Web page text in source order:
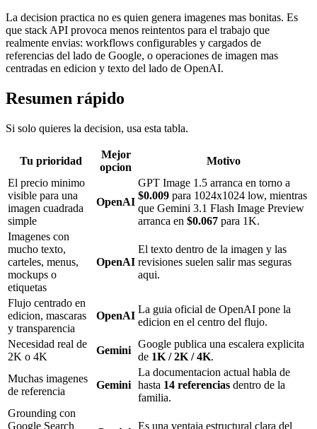
La decision practica no es quien genera imagenes mas bonitas. Es
que stack API provoca menos reintentos para el trabajo que
realmente envias: workflows configurables y cargados de
referencias del lado de Google, o operaciones de imagen mas
centradas en edicion y texto del lado de OpenAI.
Resumen rápido
Si solo quieres la decision, usa esta tabla.
Tu prioridad
Mejor
opcion
Motivo
El precio minimo
visible para una
imagen cuadrada
simple
OpenAI
GPT Image 1.5 arranca en torno a
$0.009 para 1024x1024 low, mientras
que Gemini 3.1 Flash Image Preview
arranca en $0.067 para 1K.
Imagenes con
mucho texto,
carteles, menus,
mockups o
etiquetas
OpenAI
El texto dentro de la imagen y las
revisiones suelen salir mas seguras
aqui.
Flujo centrado en
edicion, mascaras
y transparencia
OpenAI
La guia oficial de OpenAI pone la
edicion en el centro del flujo.
Necesidad real de
2K o 4K
Gemini
Google publica una escalera explicita
de 1K / 2K / 4K.
Muchas imagenes
de referencia
Gemini
La documentacion actual habla de
hasta 14 referencias dentro de la
familia.
Grounding con
Google Search
Es una ventaja estructural clara del